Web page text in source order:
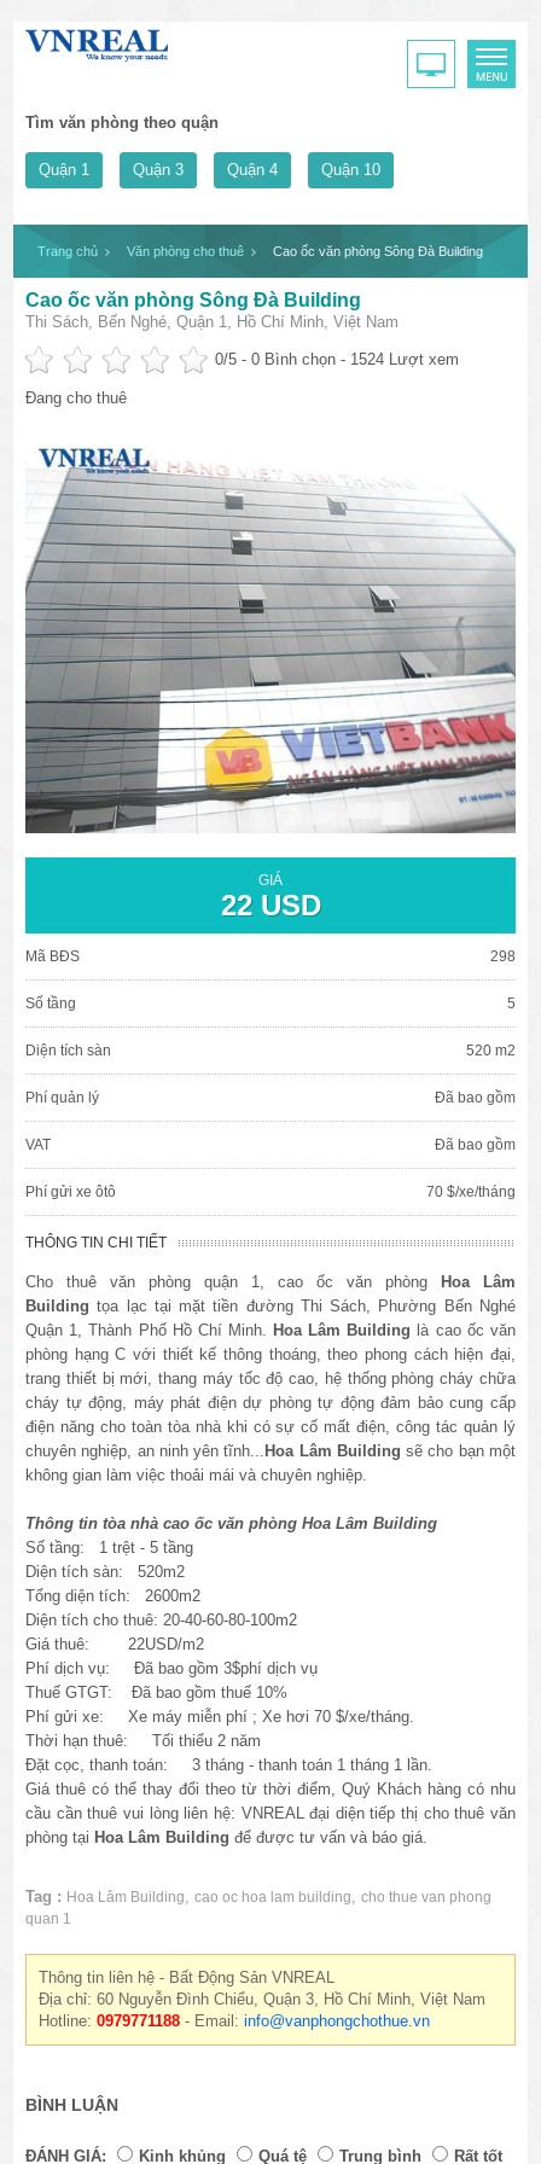
Tìm văn phòng theo quận
Quận 1 Quận 3 Quận 4 Quận 10
Trang chủ Văn phòng cho thuê Cao ốc văn phòng Sông Đà Building
Cao ốc văn phòng Sông Đà Building
Thi Sách, Bến Nghé, Quận 1, Hồ Chí Minh, Việt Nam
0/5 -0 Bình chọn - 1524 Lượt xem
Đang cho thuê
GIÁ
22 USD
Mã BĐS 298
Số tầng 5
Diện tích sàn 520 m2
Phí quản lý Đã bao gồm
VAT Đã bao gồm
Phí gửi xe ôtô 70 $/xe/tháng
THÔNG TIN CHI TIẾT
Cho thuê văn phòng quận 1, cao ốc văn phòng
Hoa Lâm
Building tọa lạc tại mặt tiền đường Thi Sách, Phường Bến Nghé
Quận 1, Thành Phố Hồ Chí Minh. Hoa Lâm Building là cao ốc văn
phòng hạng C với thiết kế thông thoáng, theo phong cách hiện đại,
trang thiết bị mới, thang máy tốc độ cao, hệ thống phòng cháy chữa
cháy tự động, máy phát điện dự phòng tự động đảm bảo cung cấp
điện năng cho toàn tòa nhà khi có sự cố mất điện, công tác quản lý
chuyên nghiệp, an ninh yên tĩnh... Hoa Lâm Building sẽ cho bạn một
không gian làm việc thoải mái và chuyên nghiệp.
Thông tin tòa nhà cao ốc văn phòng Hoa Lâm Building
Số tầng: 1 trệt - 5 tầng
Diện tích sàn: 520m2
Tổng diện tích: 2600m2
Diện tích cho thuê: 20-40-60-80-100m2
Giá thuê: 22USD/m2
Phí dịch vụ: Đã bao gồm 3$phí dịch vụ
Thuế GTGT:Đãbao gồm thuế 10%
Phí gửi xe: Xe máy miễn phí ; Xe hơi 70 $/xe/tháng.
Thời hạn thuê: Tối thiểu 2 năm
Đặt cọc, thanh toán: 3 tháng - thanh toán 1 tháng 1 lần.
Giá thuê có thể thay đổi theo từ thời điểm, Quý Khách hàng có nhu
cầu cần thuê vui lòng liên hệ: VNREAL đại diện tiếp thị cho thuê văn
phòng tại Hoa Lâm Building để được tư vấn và báo giá.
Tag : Hoa Lâm Building,cao oc hoa lam building,cho thue van phong
quan 1
Thông tin liên hệ - Bất Động Sản VNREAL
Địa chỉ: 60 Nguyễn Đình Chiểu, Quận 3, Hồ Chí Minh, Việt Nam
Hotline:0979771188 - Email:info@vanphongchothue.vn
BÌNH LUẬN
ĐÁNH GIÁ: Kinh khủng Quá tệ Trung bình Rất tốt
văn phòng cho thuê quận 3
văn phòng quận 1
văn phòng quận 3
cao ốc văn phòng quận 1
cao ốc văn phòng quận 3